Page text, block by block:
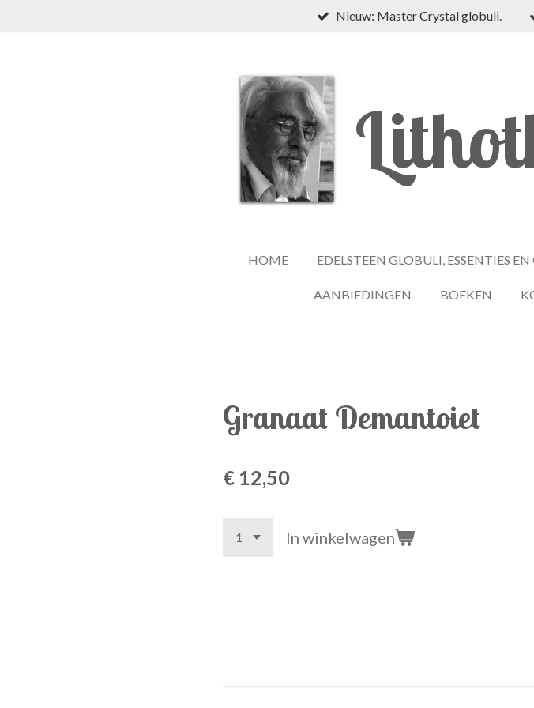
Nieuw: Master Crystal globuli.
HOME EDELSTEEN GLOBULI, ESSENTIES EN
AANBIEDINGEN BOEKEN
Granaat Demantoiet
€ 12,50
In winkelwagen